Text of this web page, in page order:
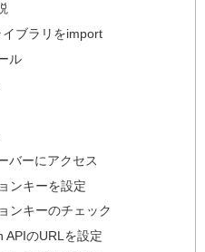
ブラリをimport
ル
バーにアクセス
ンキーを設定
ンキーのチェック
APIのURLを設定